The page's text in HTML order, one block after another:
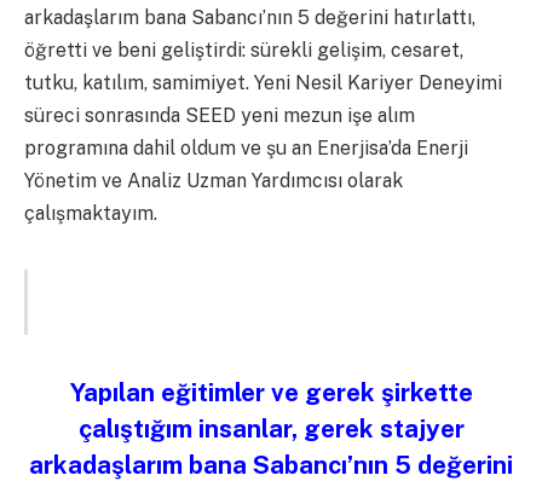
arkadaşlarım bana Sabancı’nın 5 değerini hatırlattı,
öğretti ve beni geliştirdi: sürekli gelişim, cesaret,
tutku, katılım, samimiyet. Yeni Nesil Kariyer Deneyimi
süreci sonrasında SEED yeni mezun işe alım
programına dahil oldum ve şu an Enerjisa’da Enerji
Yönetim ve Analiz Uzman Yardımcısı olarak
çalışmaktayım.
Yapılan eğitimler ve gerek şirkette
çalıştığım insanlar, gerek stajyer
arkadaşlarım bana Sabancı’nın 5 değerini